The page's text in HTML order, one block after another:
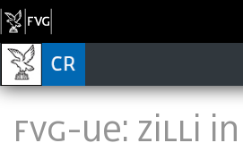
Fvg-Ue: Zilli in